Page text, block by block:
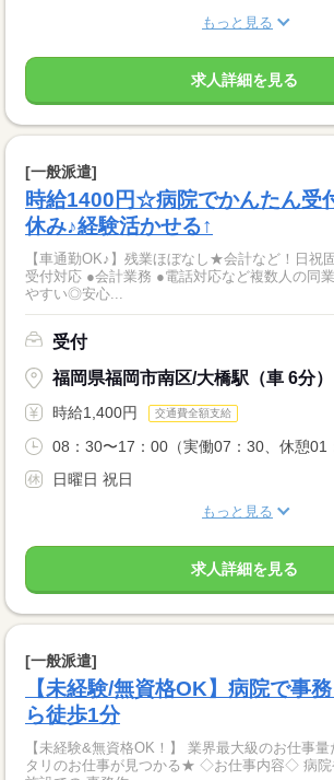
もっと見る
求人詳細を見る
[一般派遣]
時給1400円☆病院でかんたん受
休み♪経験活かせる↑
【車通勤OK♪】残業ほぼなし★会計など！日祝
受付対応 ●会計業務 ●電話対応など複数人の同
やすい◎安心...
受付
福岡県福岡市南区/大橋駅（車 6分）
時給1,400円 交通費全額支給
08：30〜17：00（実働07：30、休憩01
日曜日 祝日
もっと見る
求人詳細を見る
[一般派遣]
【未経験/無資格OK】病院で事
ら徒歩1分
【未経験&無資格OK！】 業界最大級のお仕事
タリのお仕事が見つかる★ ◇お仕事内容◇ 病院やクリニック、介護